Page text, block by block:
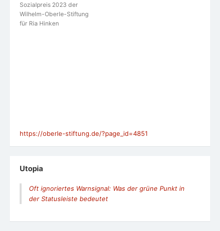
Sozialpreis 2023 der
Wilhelm-Oberle-Stiftung
für Ria Hinken
https://oberle-stiftung.de/?page_id=4851
Utopia
Oft ignoriertes Warnsignal: Was der grüne Punkt in
der Statusleiste bedeutet